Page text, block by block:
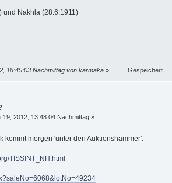
und Nakhla (28.6.1911)
18:45:03 Nachmittag von karmaka » Gespeichert
19, 2012, 13:48:04 Nachmittag »
kommt morgen 'unter den Auktionshammer':
TISSINT_NH.html